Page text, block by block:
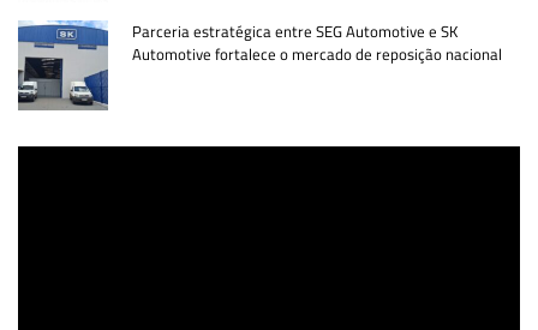
Parceria estratégica entre SEG Automotive e SK
Automotive fortalece o mercado de reposição nacional